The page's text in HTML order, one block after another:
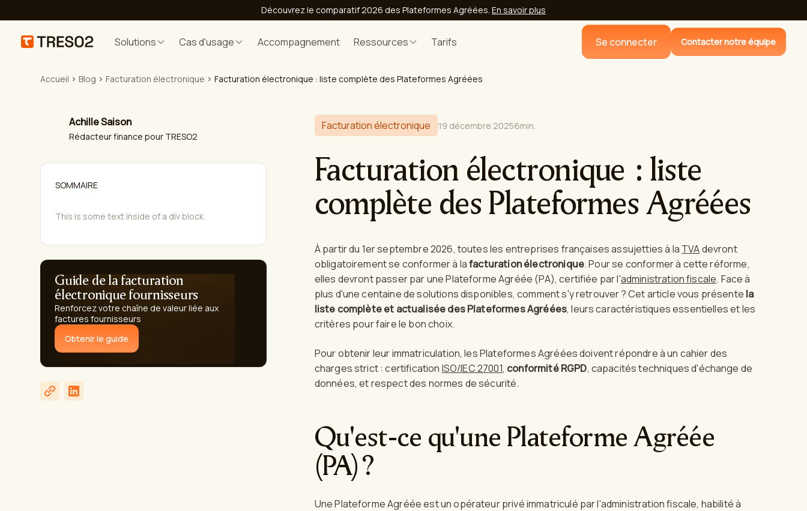
Découvrez le comparatif 2026 des Plateformes Agréées. En savoir plus
Solutions Cas d'usage Accompagnement Ressources Tarifs Se connecter Contacter notre équipe
Accueil Blog Facturation électronique Facturation électronique : liste complète des Plateformes Agréées
Achille Saison
Rédacteur finance pour TRESO2
SOMMAIRE
This is some text inside of a div block.
Guide de la facturation
électronique fournisseurs
Renforcez votre chaîne de valeur liée aux
factures fournisseurs
Obtenir le guide
Facturation électronique 19 décembre 20256min.
Facturation électronique : liste
complète des Plateformes Agréées
À partir du 1er septembre 2026, toutes les entreprises françaises assujetties à la TVAdevront
obligatoirement se conformer à lafacturation électronique. Pour se conformer à cette réforme,
elles devront passer par une Plateforme Agréée (PA), certifiée par l'administration fiscale. Face à
plus d'une centaine de solutions disponibles, comment s'y retrouver ? Cet article vous présente la
liste complète et actualisée des Plateformes Agréées, leurs caractéristiques essentielles et les
critères pour faire le bon choix.
Pour obtenir leur immatriculation, les Plateformes Agréées doivent répondre à un cahier des
charges strict : certification ISO/IEC 27001, conformité RGPD, capacités techniques d'échange de
données, et respect des normes de sécurité.
Qu'est-ce qu'une Plateforme Agréée
(PA) ?
Une Plateforme Agréée est un opérateur privé immatriculé par l'administration fiscale, habilité à